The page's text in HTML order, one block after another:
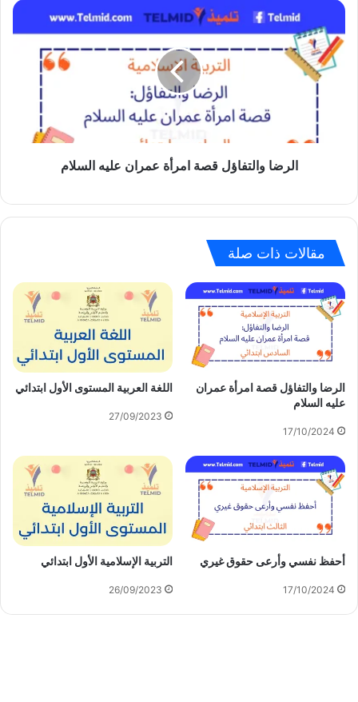
الرضا
والتفاؤل
قصة
امرأة
عمران
السلام
الرضا والتفاؤل قصة امرأة عمران عليه السلام
مقالات ذات صلة
الرضا والتفاؤل قصة امرأة عمران
عليه السلام
17/10/2024
اللغة العربية المستوى الأول ابتدائي
27/09/2023
أحفظ نفسي وأرعى حقوق غيري
17/10/2024
التربية الإسلامية الأول ابتدائي
26/09/2023